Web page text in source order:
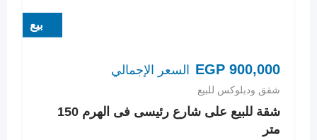
بيع
EGP 900,000 السعر الإجمالي
شقق ودبلوكس للبيع
شقة للبيع على شارع رئيسى فى الهرم 150
متر